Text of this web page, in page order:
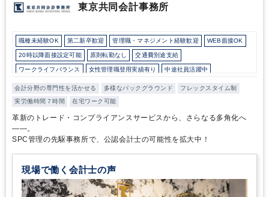
東京共同会計事務所
職種未経験OK 第二新卒歓迎 管理職・マネジメント経験歓迎 WEB面接OK
20時以降面接設定可能 原則転勤なし 交通費別途支給
ワークライフバランス 女性管理職登用実績有り 中途社員活躍中
直近3年間黒字経営 在宅ワーク制度あり
10時以降出社OK 16時以前退社OK
土日祝休み 完全週休2日制 年間休日120日以上 総合力（Big４～準大手）
顧客開拓にノウハウあり 独自サービス
会計分野の専門性を活かせる 多様なバックグラウンド
フレックスタイム制
実労働時間７時間
在宅ワーク可能
革新のトレード・コンプライアンスサービスから、さらなる多角化へ
――。
SPC管理の先駆事務所で、公認会計士の可能性を拡大中！
現場で働く会計士の声